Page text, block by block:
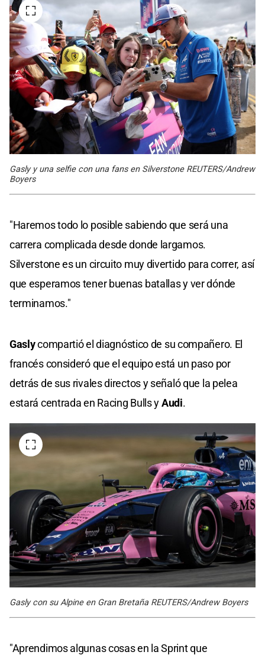
Gasly y una selfie con una fans en Silverstone REUTERS/Andrew
Boyers
"Haremos todo lo posible sabiendo que será una
carrera complicada desde donde largamos.
Silverstone es un circuito muy divertido para correr, así
que esperamos tener buenas batallas y ver dónde
terminamos."
Gaslycompartió el diagnóstico de su compañero. El
francés consideró que el equipo está un paso por
detrás de sus rivales directos y señaló que la pelea
estará centrada en Racing Bulls yAudi.
Gasly con su Alpine en Gran Bretaña REUTERS/Andrew Boyers
"Aprendimos algunas cosas en la Sprint que